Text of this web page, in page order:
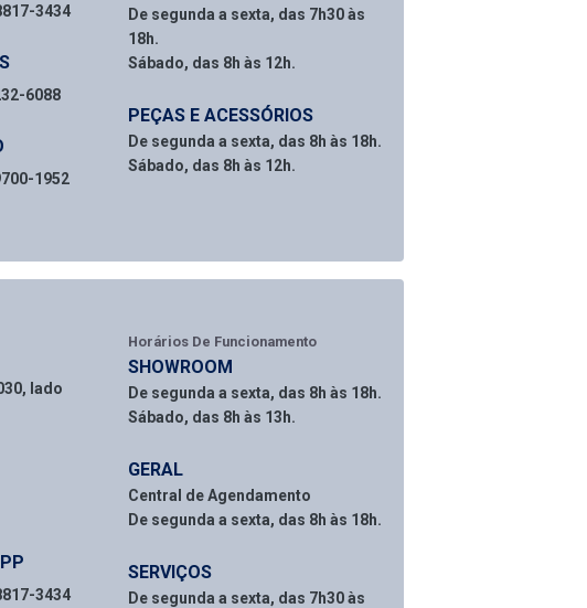
3434
6088
1952
De segunda a sexta, das 7h30 às
18h.
Sábado, das 8h às 12h.
PEÇAS E ACESSÓRIOS
De segunda a sexta, das 8h às 18h.
Sábado, das 8h às 12h.
lado
3434
Horários De Funcionamento
SHOWROOM
De segunda a sexta, das 8h às 18h.
Sábado, das 8h às 13h.
GERAL
Central de Agendamento
De segunda a sexta, das 8h às 18h.
SERVIÇOS
De segunda a sexta, das 7h30 às